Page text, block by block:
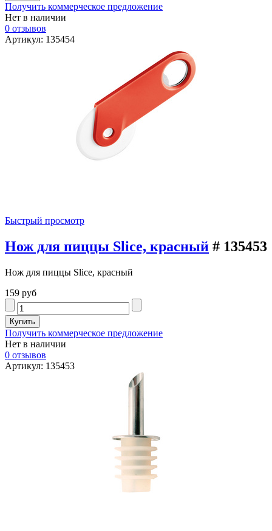
Получить коммерческое предложение
Нет в наличии
0 отзывов
Артикул: 135454
Быстрый просмотр
Нож для пиццы Slice, красный # 135453
Нож для пиццы Slice, красный
159 руб
Получить коммерческое предложение
Нет в наличии
0 отзывов
Артикул: 135453